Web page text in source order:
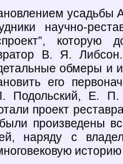
усадьбы
научно-
которую
В. Я.
обмеры и
его
Подольский, Е.
проект
произведены
наряду с